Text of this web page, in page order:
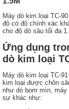
Máy dò kim loại TC-
độ có độ chính xác
cho độ dò sâu tối đa
Ứng dụng
dò kim loại
Máy dò kim loại TC-
kim loại được chôn
như dò bom mìn,
sự khác như: